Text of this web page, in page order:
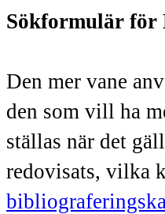
Sökformulär för
Den mer vane
den som vill ha
ställas när det
redovisats, vilka